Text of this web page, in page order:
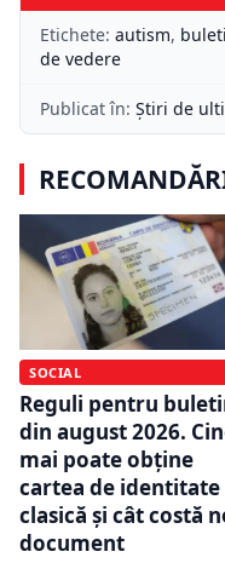
Etichete: autism,
de vedere
Publicat în: Știri de
SOCIAL
Reguli pentru
din august 2026.
mai poate obține
cartea de identitate
clasică și cât costă
document